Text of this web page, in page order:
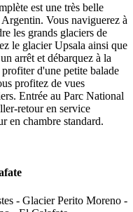
est une très belle
Vous naviguerez à
les grands glaciers de
le glacier Upsala ainsi que
arrêt et débarquez à la
d'une petite balade
profitez de vues
Entrée au Parc National
retour en service
en chambre standard.